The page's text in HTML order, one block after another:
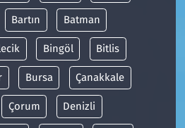
Bartın Batman
Bingöl Bitlis
Bursa Çanakkale
Çorum Denizli